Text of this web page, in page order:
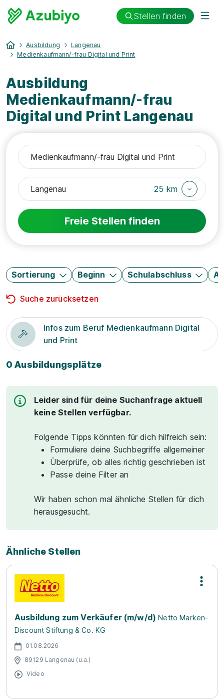
Stellen finden
Ausbildung
Langenau
Medienkaufmann/-frau Digital und Print
Ausbildung
Medienkaufmann/-frau
Digital und Print Langenau
25 km
Freie Stellen finden
Sortierung Beginn Schulabschluss
Suche zurücksetzen
Infos zum Beruf Medienkaufmann Digital
und Print
0 Ausbildungsplätze
Leider sind für deine Suchanfrage aktuell
keine Stellen verfügbar.
Folgende Tipps könnten für dich hilfreich sein:
Formuliere deine Suchbegriffe allgemeiner
Überprüfe, ob alles richtig geschrieben ist
Passe deine Filter an
Wir haben schon mal ähnliche Stellen für dich
herausgesucht.
Ähnliche Stellen
Ausbildung zum Verkäufer (m/w/d) Netto Marken-
Discount Stiftung & Co. KG
01.08.2026
89129 Langenau (u.a.)
Video